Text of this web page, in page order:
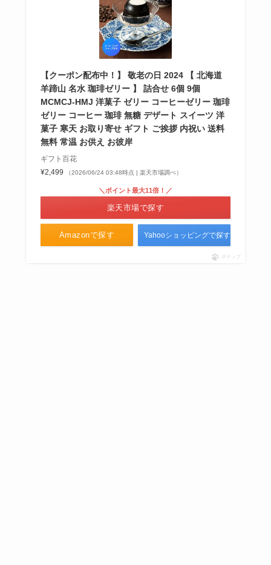
【クーポン配布中！】 敬老の日 2024 【 北海道
羊蹄山 名水 珈琲ゼリー 】 詰合せ 6個 9個
MCMCJ-HMJ 洋菓子 ゼリー コーヒーゼリー 珈琲
ゼリー コーヒー 珈琲 無糖 デザート スイーツ 洋
菓子 寒天 お取り寄せ ギフト ご挨拶 内祝い 送料
無料 常温 お供え お彼岸
ギフト百花
¥2,499
（2026/06/24 03:48時点 | 楽天市場調べ）
Amazonで探す
＼ポイント最大11倍！／
楽天市場で探す
Yahooショッピングで探す
ポチップ